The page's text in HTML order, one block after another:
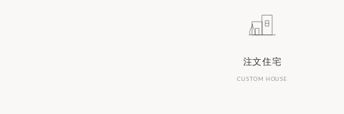
注文住宅
CUSTOM HOUSE